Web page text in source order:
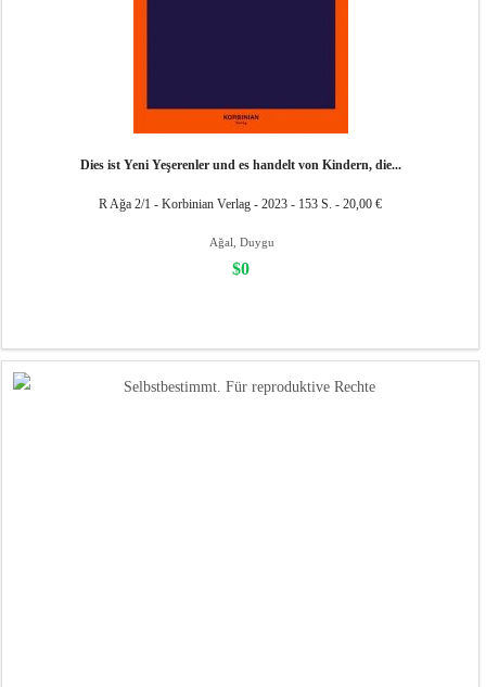
Dies ist Yeni Yeşerenler und es handelt von Kindern, die...
R Ağa 2/1 - Korbinian Verlag - 2023 - 153 S. - 20,00 €
Ağal, Duygu
$0